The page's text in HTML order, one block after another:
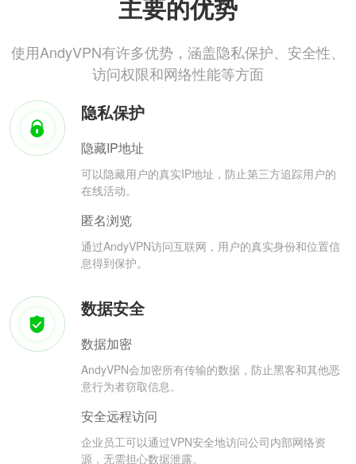
主要的优势
使用AndyVPN有许多优势，涵盖隐私保护、安全性、
访问权限和网络性能等方面
隐私保护
隐藏IP地址
可以隐藏用户的真实IP地址，防止第三方追踪用户的
在线活动。
匿名浏览
通过AndyVPN访问互联网，用户的真实身份和位置信
息得到保护。
数据安全
数据加密
AndyVPN会加密所有传输的数据，防止黑客和其他恶
意行为者窃取信息。
安全远程访问
企业员工可以通过VPN安全地访问公司内部网络资
源，无需担心数据泄露。